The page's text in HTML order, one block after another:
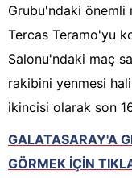
Grubu'ndaki önemli
Tercas Teramo'yu
Salonu'ndaki maç
rakibini yenmesi
ikincisi olarak son
GALATASARAY'A
GÖRMEK İÇİN